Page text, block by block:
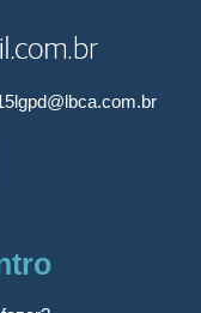
lgpd@lbca.com.br